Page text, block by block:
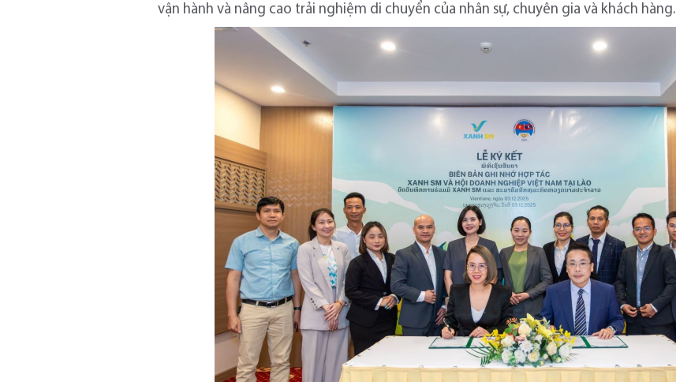
vận hành và nâng cao trải nghiệm di chuyển của nhân sự, chuyên gia và khách hàng.